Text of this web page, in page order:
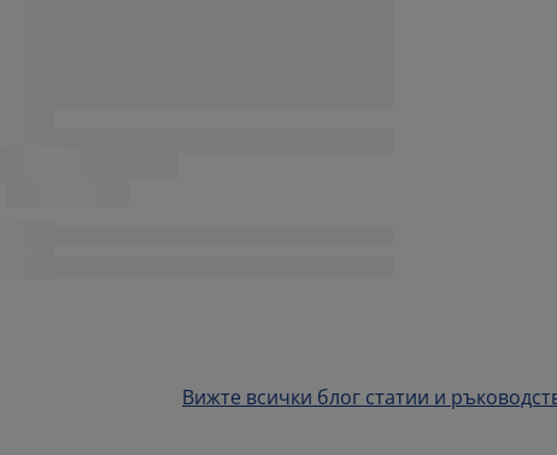
Вижте всички блог статии и